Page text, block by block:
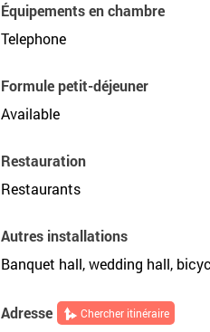
Équipements en chambre
Telephone
Formule petit-déjeuner
Available
Restauration
Restaurants
Autres installations
Banquet hall, wedding hall,
Adresse Chercher itinéraire